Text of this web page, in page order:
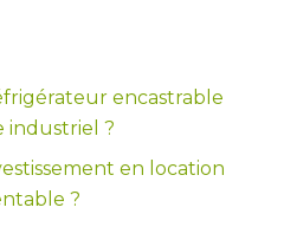
encastrable
industriel ?
en location
?